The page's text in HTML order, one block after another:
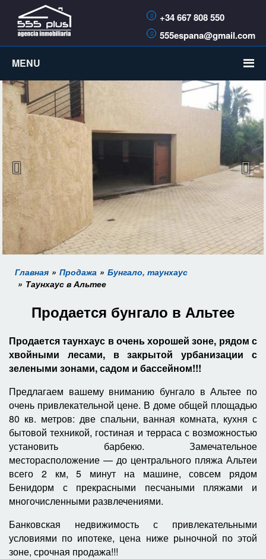
MENU
+34 667 808 550
555espana@gmail.com
Главная Продажа
Бунгало, таунхаус
Таунхаус в Альтее
Продается бунгало в Альтее
Продается таунхаус в очень хорошей зоне, рядом с
хвойными лесами, в закрытой урбанизации с
зелеными зонами, садом и бассейном!!!
Предлагаем вашему вниманию бунгало в Альтее по
очень привлекательной цене. В доме общей площадью
80 кв. метров: две спальни, ванная комната, кухня с
бытовой техникой, гостиная и терраса с возможностью
установить барбекю. Замечательное
месторасположение — до центрального пляжа Альтеи
всего 2 км, 5 минут на машине, совсем рядом
Бенидорм с прекрасными песчаными пляжами и
многочисленными развлечениями.
Банковская недвижимость с привлекательными
условиями по ипотеке, цена ниже рыночной по этой
зоне, срочная продажа!!!